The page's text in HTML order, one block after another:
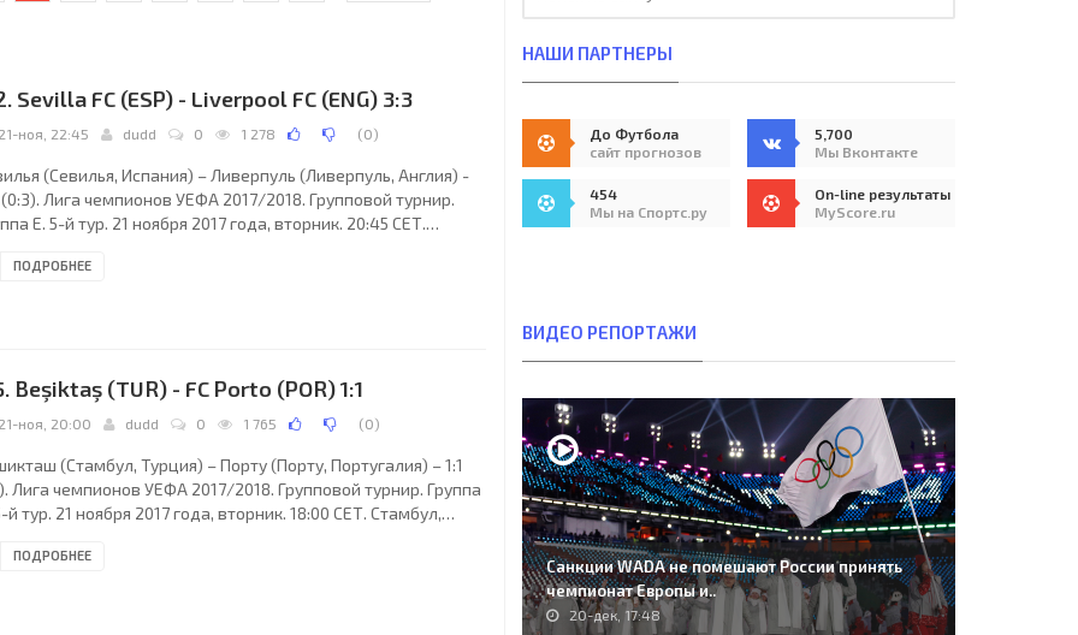
Sevilla FC (ESP) - Liverpool FC (ENG) 3:3
21-ноя, 22:45 dudd 0 1 278 (0)
(Севилья, Испания) – Ливерпуль (Ливерпуль, Англия) -
(0:3). Лига чемпионов УЕФА 2017/2018. Групповой турнир.
E. 5-й тур. 21 ноября 2017 года, вторник. 20:45 СЕТ.
зрителей (87 % при вместимости 45500). Главный арбитр:
ПОДРОБНЕЕ
Beşiktaş (TUR) - FC Porto (POR) 1:1
21-ноя, 20:00 dudd 0 1 765 (0)
(Стамбул, Турция) – Порту (Порту, Португалия) – 1:1
Лига чемпионов УЕФА 2017/2018. Групповой турнир. Группа
й тур. 21 ноября 2017 года, вторник. 18:00 СЕТ. Стамбул,
при вместимости 43500). Главный арбитр: Матеу Лаос
ПОДРОБНЕЕ
НАШИ ПАРТНЕРЫ
До Футбола
сайт прогнозов
5,700
Мы Вконтакте
454
Мы на Спортс.ру
On-line результаты
MyScore.ru
ВИДЕО РЕПОРТАЖИ
Санкции WADA не помешают России принять
чемпионат Европы и..
20-дек, 17:48